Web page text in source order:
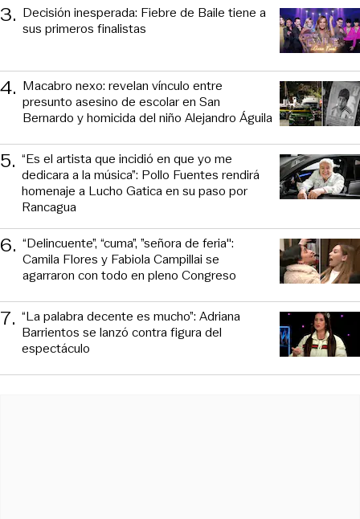
3. Decisión inesperada: Fiebre de Baile tiene a
sus primeros finalistas
4. Macabro nexo: revelan vínculo entre
presunto asesino de escolar en San
Bernardo y homicida del niño Alejandro Águila
5. “Es el artista que incidió en que yo me
dedicara a la música”: Pollo Fuentes rendirá
homenaje a Lucho Gatica en su paso por
Rancagua
6. “Delincuente”, “cuma”, ”señora de feria":
Camila Flores y Fabiola Campillai se
agarraron con todo en pleno Congreso
7. “La palabra decente es mucho”: Adriana
Barrientos se lanzó contra figura del
espectáculo